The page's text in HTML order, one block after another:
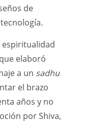
de
espiritualidad
elaboró
a un sadhu
el brazo
años y no
por Shiva,